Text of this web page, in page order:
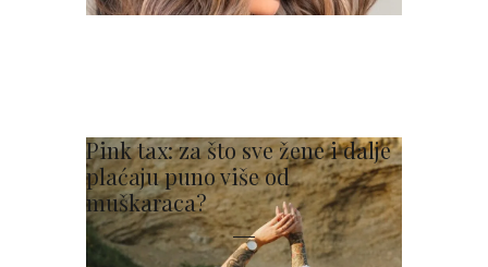
Pink tax: za što sve žene i dalje
plaćaju puno više od
muškaraca?